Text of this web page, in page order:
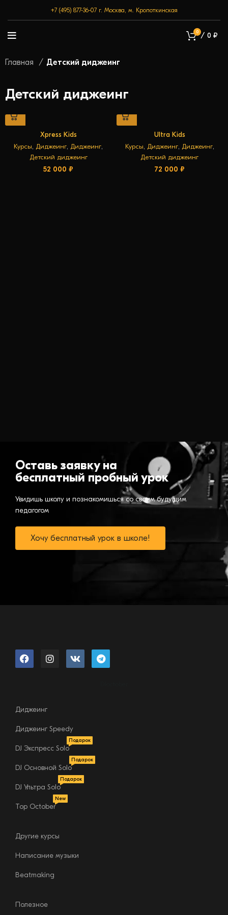
+7 (495) 877-36-07 г. Москва, м. Кропоткинская
0 / 0 ₽
Главная Детский диджеинг
Детский диджеинг
Xpress Kids
Курсы, Диджеинг, Диджеинг,
Детский диджеинг
52 000 ₽
Ultra Kids
Курсы, Диджеинг, Диджеинг,
Детский диджеинг
72 000₽
Оставь заявку на
бесплатный пробный урок
Увидишь школу и познакомишься со своим будущим
педагогом
Хочу бесплатный урок в школе!
Диджеинг
Диджеинг Speedy
DJ Экспресс Solo
Подарок
DJ Основной Solo
Подарок
DJ Ультра Solo
Подарок
Top October
New
Другие курсы
Написание музыки
Beatmaking
Полезное